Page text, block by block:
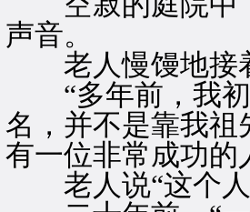
声音。
老人慢馒地接
“多年前，我初
名，并不是靠我祖
有一位非常成功的
老人说“这个人